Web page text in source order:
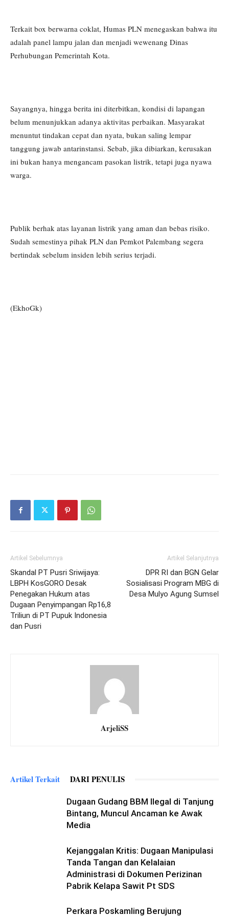
Terkait box berwarna coklat, Humas PLN menegaskan bahwa itu
adalah panel lampu jalan dan menjadi wewenang Dinas
Perhubungan Pemerintah Kota.
Sayangnya, hingga berita ini diterbitkan, kondisi di lapangan
belum menunjukkan adanya aktivitas perbaikan. Masyarakat
menuntut tindakan cepat dan nyata, bukan saling lempar
tanggung jawab antarinstansi. Sebab, jika dibiarkan, kerusakan
ini bukan hanya mengancam pasokan listrik, tetapi juga nyawa
warga.
Publik berhak atas layanan listrik yang aman dan bebas risiko.
Sudah semestinya pihak PLN dan Pemkot Palembang segera
bertindak sebelum insiden lebih serius terjadi.
(EkhoGk)
Artikel Sebelumnya
Skandal PT Pusri Sriwijaya:
LBPH KosGORO Desak
Penegakan Hukum atas
Dugaan Penyimpangan Rp16,8
Triliun di PT Pupuk Indonesia
dan Pusri
Artikel Selanjutnya
DPR RI dan BGN Gelar
Sosialisasi Program MBG di
Desa Mulyo Agung Sumsel
ArjeliSS
Artikel Terkait DARI PENULIS
Dugaan Gudang BBM Ilegal di Tanjung
Bintang, Muncul Ancaman ke Awak
Media
Kejanggalan Kritis: Dugaan Manipulasi
Tanda Tangan dan Kelalaian
Administrasi di Dokumen Perizinan
Pabrik Kelapa Sawit Pt SDS
Perkara Poskamling Berujung